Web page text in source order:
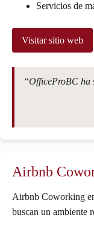
Servicios de
Visitar sitio web
“OfficeProBC ha
Airbnb
Airbnb Coworking
buscan un ambiente